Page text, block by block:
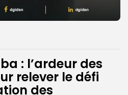
: l’ardeur des
relever le défi
des